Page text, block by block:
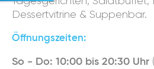
Dessertvitrine & Suppenbar.
Öffnungszeiten:
So - Do: 10:00 bis 20:30 Uhr